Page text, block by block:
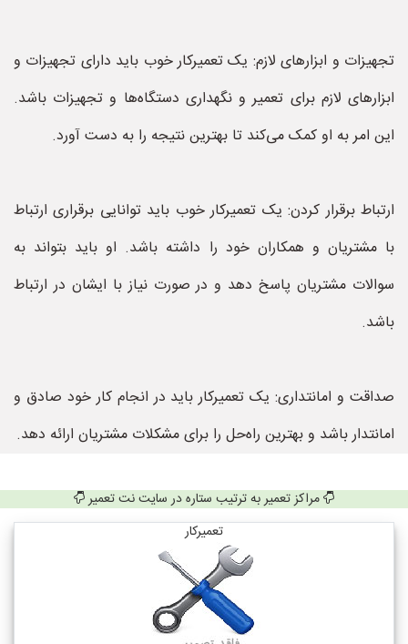
تجهیزات و ابزارهای لازم: یک تعمیرکار خوب باید دارای تجهیزات و
ابزارهای لازم برای تعمیر و نگهداری دستگاه‌ها و تجهیزات باشد.
این امر به او کمک می‌کند تا بهترین نتیجه را به دست آورد.
ارتباط برقرار کردن: یک تعمیرکار خوب باید توانایی برقراری ارتباط
با مشتریان و همکاران خود را داشته باشد. او باید بتواند به
سوالات مشتریان پاسخ دهد و در صورت نیاز با ایشان در ارتباط
باشد.
صداقت و امانتداری: یک تعمیرکار باید در انجام کار خود صادق و
امانتدار باشد و بهترین راه‌حل را برای مشکلات مشتریان ارائه دهد.
مراکز تعمیر به ترتیب ستاره در سایت نت تعمیر
تعمیرکار